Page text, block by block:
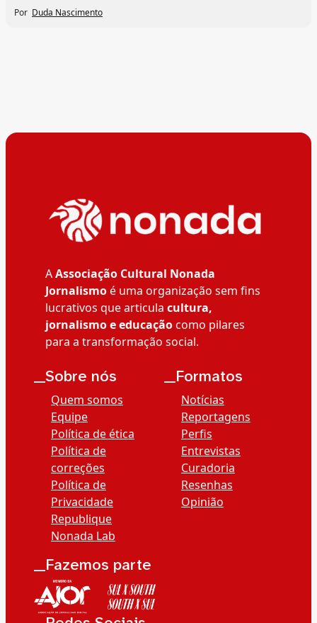
Por Duda Nascimento
AAssociação Cultural Nonada
Jornalismoé uma organização sem fins
lucrativos que articula cultura,
jornalismo e educaçãocomo pilares
para a transformação social.
__Sobre nós
Quem somos
Equipe
Política de ética
Política de
correções
Política de
Privacidade
Republique
Nonada Lab
__Formatos
Notícias
Reportagens
Perfis
Entrevistas
Curadoria
Resenhas
Opinião
__Fazemos parte